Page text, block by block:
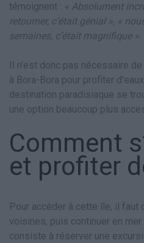
témoignent : « Absolument
retourner, c’était génial », «
semaines, c’était magnifique ».
Il n’est donc pas nécessaire
à Bora-Bora pour profiter
destination paradisiaque se
une option beaucoup plus
Comment
et profiter
Pour accéder à cette île, il faut
voisines, puis continuer en
consiste à réserver une